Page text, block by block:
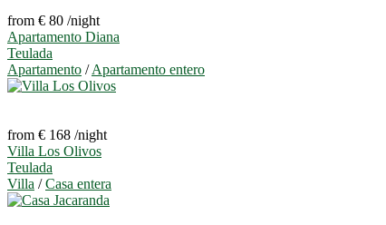
from € 80 /night
Apartamento Diana
Teulada
Apartamento /Apartamento entero
from € 168 /night
Villa Los Olivos
Teulada
Villa /Casa entera